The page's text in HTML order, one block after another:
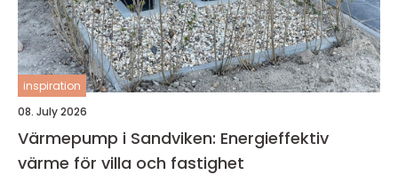
inspiration
08. July 2026
Värmepump i Sandviken: Energieffektiv
värme för villa och fastighet